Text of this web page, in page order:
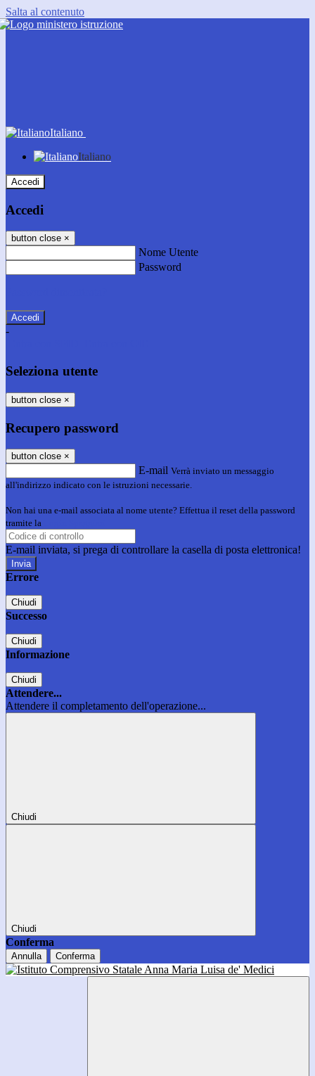
Salta al contenuto
Italiano
Italiano
Accedi
Accedi
button close ×
Nome Utente
Password
-
Seleziona utente
button close ×
Recupero password
button close ×
E-mail Verrà inviato un messaggio
all'indirizzo indicato con le istruzioni necessarie.
Non hai una e-mail associata al nome utente? Effettua il reset della password
tramite la
E-mail inviata, si prega di controllare la casella di posta elettronica!
Errore
Chiudi
Successo
Chiudi
Informazione
Chiudi
Attendere...
Attendere il completamento dell'operazione...
Chiudi
Chiudi
Conferma
Annulla Conferma